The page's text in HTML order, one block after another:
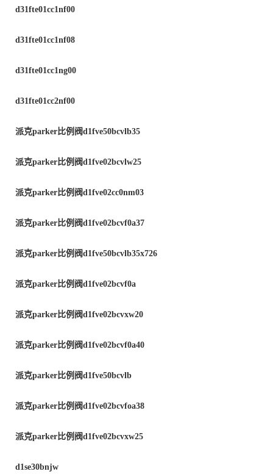
d31fte01cc1nf00
d31fte01cc1nf08
d31fte01cc1ng00
d31fte01cc2nf00
派克parker 比例阀d1fve50bcvlb35
派克parker 比例阀d1fve02bcvlw25
派克parker 比例阀d1fve02cc0nm03
派克parker 比例阀d1fve02bcvf0a37
派克parker 比例阀d1fve50bcvlb35x726
派克parker 比例阀d1fve02bcvf0a
派克parker 比例阀d1fve02bcvxw20
派克parker 比例阀d1fve02bcvf0a40
派克parker 比例阀d1fve50bcvlb
派克parker 比例阀d1fve02bcvfoa38
派克parker 比例阀d1fve02bcvxw25
d1se30bnjw